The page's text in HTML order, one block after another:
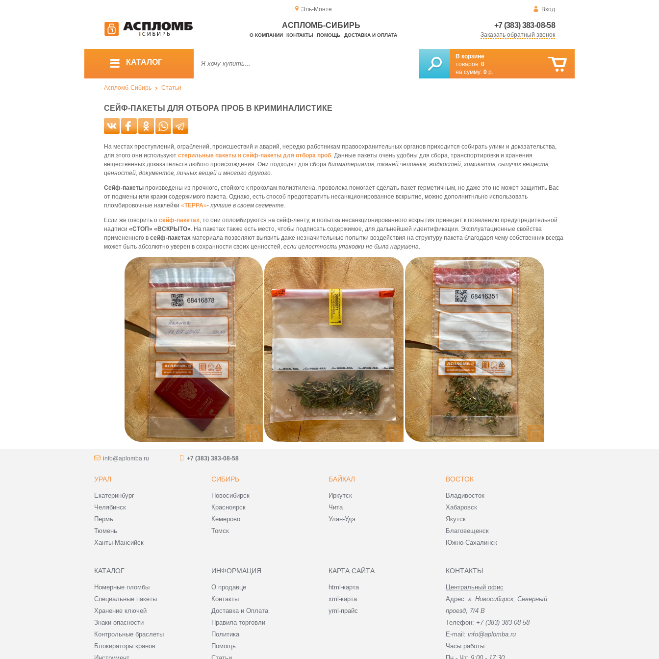
Эль-Монте Вход
+7 (383) 383-08-58
Заказать обратный звонок
АСПЛОМБ-СИБИРЬ
О КОМПАНИИ КОНТАКТЫ ПОМОЩЬ ДОСТАВКА И ОПЛАТА
КАТАЛОГ
В корзине
товаров: 0
на сумму: 0 р.
Аспломб-Сибирь Статьи
СЕЙФ-ПАКЕТЫ ДЛЯ ОТБОРА ПРОБ В КРИМИНАЛИСТИКЕ
На местах преступлений, ограблений, происшествий и аварий, нередко работникам правоохранительных органов приходится собирать улики и доказательства,
для этого они используют стерильные пакеты и сейф-пакеты для отбора проб. Данные пакеты очень удобны для сбора, транспортировки и хранения
вещественных доказательств любого происхождения. Они подходят для сбора биоматериалов, тканей человека, жидкостей, химикатов, сыпучих веществ,
ценностей, документов, личных вещей и многого другого.
Сейф-пакеты произведены из прочного, стойкого к проколам полиэтилена, проволока помогает сделать пакет герметичным, но даже это не может защитить Вас
от подмены или кражи содержимого пакета. Однако, есть способ предотвратить несанкционированное вскрытие, можно дополнитнльно использовать
пломбировочные наклейки «ТЕРРА»-лучшие в своем сегменте.
Если же говорить о сейф-пакетах, то они опломбируются на сейф-ленту, и попытка несанкционированного вскрытия приведет к появлению предупредительной
надписи «СТОП» «ВСКРЫТО». На пакетах также есть место, чтобы подписать содержимое, для дальнейшей идентификации. Эксплуатационные свойства
примененного в сейф-пакетах материала позволяют выявить даже незначительные попытки воздействия на структуру пакета благодаря чему собственник всегда
может быть абсолютно уверен в сохранности своих ценностей, если целостность упаковки не была нарушена.
info@aplomba.ru +7 (383) 383-08-58
УРАЛ
Екатеринбург
Челябинск
Пермь
Тюмень
Ханты-Мансийск
СИБИРЬ
Новосибирск
Красноярск
Кемерово
Томск
БАЙКАЛ
Иркутск
Чита
Улан-Удэ
ВОСТОК
Владивосток
Хабаровск
Якутск
Благовещенск
Южно-Сахалинск
КАТАЛОГ
Номерные пломбы
Специальные пакеты
Хранение ключей
Знаки опасности
Контрольные браслеты
Блокираторы кранов
ИНФОРМАЦИЯ
О продавце
Контакты
Доставка и Оплата
Правила торговли
Политика
Помощь
КАРТА САЙТА
html-карта
xml-карта
yml-прайс
КОНТАКТЫ
Центральный офис
Адрес: г. Новосибирск, Северный
проезд, 7/4 В
Телефон: +7 (383) 383-08-58
E-mail: info@aplomba.ru
Часы работы: